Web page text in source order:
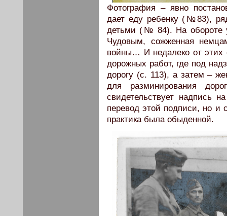
Фотография – явно
дает еду ребенку (№83),
детьми (№ 84). На обороте
Чудовым, сожженная
войны… И недалеко от этих
дорожных работ, где под
дорогу (с. 113), а затем –
для разминирования
свидетельствует надпись
перевод этой подписи, но и
практика была обыденной.